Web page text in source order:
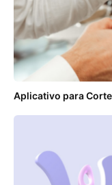
Aplicativo para